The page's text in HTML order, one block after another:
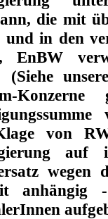
die mit
in den
EnBW
(Siehe
von
anhängig